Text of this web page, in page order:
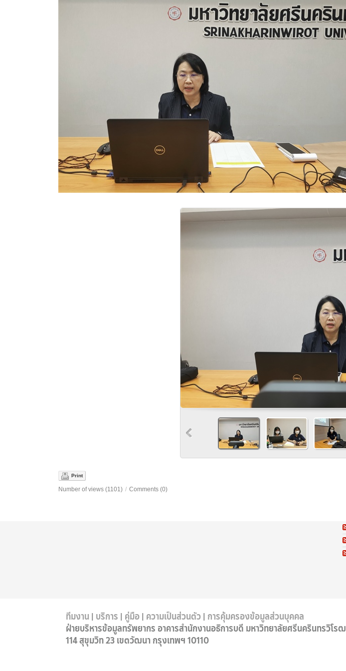
Print
Number of views (1101) / Comments (0)
ทีมงาน| บริการ | คู่มือ| ความเป็นส่วนตัว| การคุ้มครองข้อมูลส่วนบุคคล
ฝ่ายบริหารข้อมูลทรัพยากร อาคารสำนักงานอธิการบดี มหาวิทยาลัยศรีนครินทรวิโรฒ
114 สุขุมวิท 23 เขตวัฒนา กรุงเทพฯ 10110